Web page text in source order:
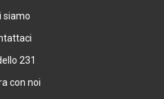
siamo
231
con noi